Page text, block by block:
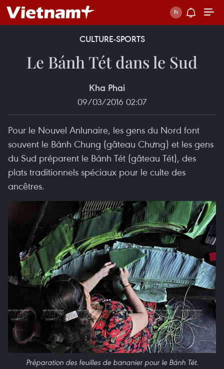
CULTURE-SPORTS
Le Bánh Tét dans le Sud
Kha Phai
09/03/2016 02:07
Pour le Nouvel Anlunaire, les gens du Nord font
souvent le Bánh Chung (gâteau Chưng) et les gens
du Sud préparent le Bánh Tét (gâteau Tét), des
plats traditionnels spéciaux pour le culte des
ancêtres.
Préparation des feuilles de bananier pour le Bánh Tét.